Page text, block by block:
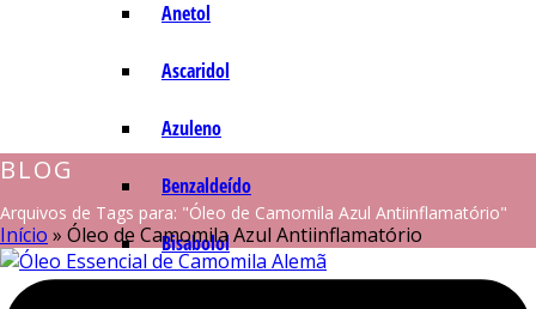
Anetol
Ascaridol
Azuleno
Benzaldeído
Bisabolol
BLOG
Arquivos de Tags para: "Óleo de Camomila Azul Antiinflamatório"
Início » Óleo de Camomila Azul Antiinflamatório